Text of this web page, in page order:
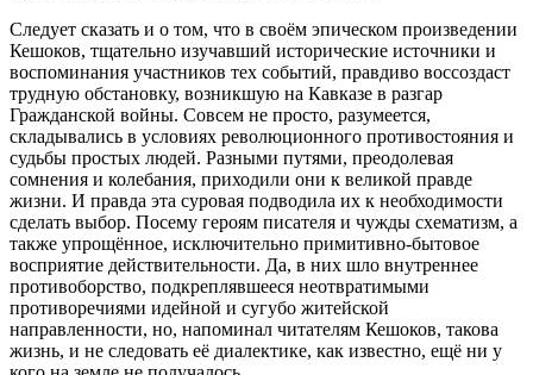
Следует сказать и о том, что в своём эпическом произведении
Кешоков, тщательно изучавший исторические источники и
воспоминания участников тех событий, правдиво воссоздаст
трудную обстановку, возникшую на Кавказе в разгар
Гражданской войны. Совсем не просто, разумеется,
складывались в условиях революционного противостояния и
судьбы простых людей. Разными путями, преодолевая
сомнения и колебания, приходили они к великой правде
жизни. И правда эта суровая подводила их к необходимости
сделать выбор. Посему героям писателя и чужды схематизм, а
также упрощённое, исключительно примитивно-бытовое
восприятие действительности. Да, в них шло внутреннее
противоборство, подкреплявшееся неотвратимыми
противоречиями идейной и сугубо житейской
направленности, но, напоминал читателям Кешоков, такова
жизнь, и не следовать её диалектике, как известно, ещё ни у